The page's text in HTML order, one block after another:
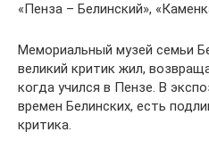
«Пенза – Белинский»,
Мемориальный музей семьи
великий критик жил,
когда учился в Пензе. В
времен Белинских, есть
критика.